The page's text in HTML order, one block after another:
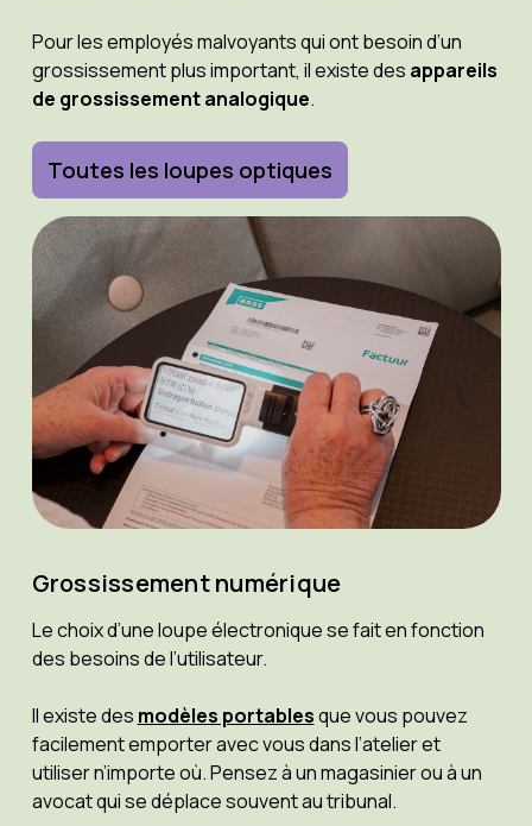
Pour les employés malvoyants qui ont besoin d’un
grossissement plus important, il existe des appareils
de grossissement analogique.
Toutes les loupes optiques
Grossissement numérique
Le choix d’une loupe électronique se fait en fonction
des besoins de l’utilisateur.
Il existe des modèles portablesque vous pouvez
facilement emporter avec vous dans l’atelier et
utiliser n’importe où. Pensez à un magasinier ou à un
avocat qui se déplace souvent au tribunal.